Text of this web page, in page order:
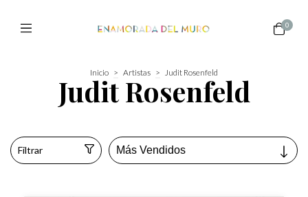
0
Inicio > Artistas > Judit Rosenfeld
Judit Rosenfeld
Filtrar